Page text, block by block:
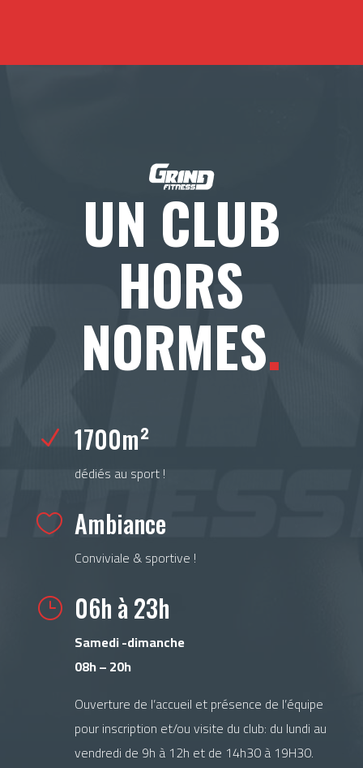
UN CLUB
HORS
NORMES.
N 1700m²
dédiés au sport !
 Ambiance
Conviviale & sportive !
} 06h à 23h
Samedi -dimanche
08h – 20h
Ouverture de l’accueil et présence de l’équipe
pour inscription et/ou visite du club: du lundi au
vendredi de 9h à 12h et de 14h30 à 19H30.